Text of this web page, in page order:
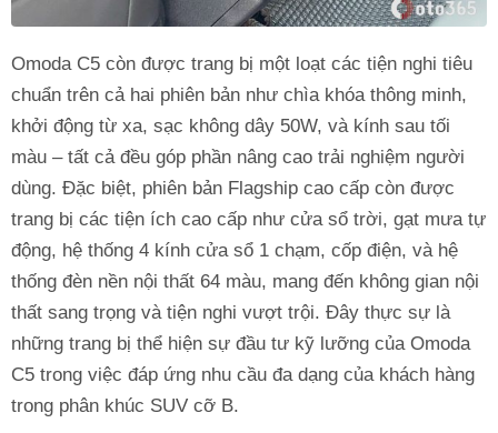
Omoda C5 còn được trang bị một loạt các tiện nghi tiêu
chuẩn trên cả hai phiên bản như chìa khóa thông minh,
khởi động từ xa, sạc không dây 50W, và kính sau tối
màu – tất cả đều góp phần nâng cao trải nghiệm người
dùng. Đặc biệt, phiên bản Flagship cao cấp còn được
trang bị các tiện ích cao cấp như cửa sổ trời, gạt mưa tự
động, hệ thống 4 kính cửa sổ 1 chạm, cốp điện, và hệ
thống đèn nền nội thất 64 màu, mang đến không gian nội
thất sang trọng và tiện nghi vượt trội. Đây thực sự là
những trang bị thể hiện sự đầu tư kỹ lưỡng của Omoda
C5 trong việc đáp ứng nhu cầu đa dạng của khách hàng
trong phân khúc SUV cỡ B.